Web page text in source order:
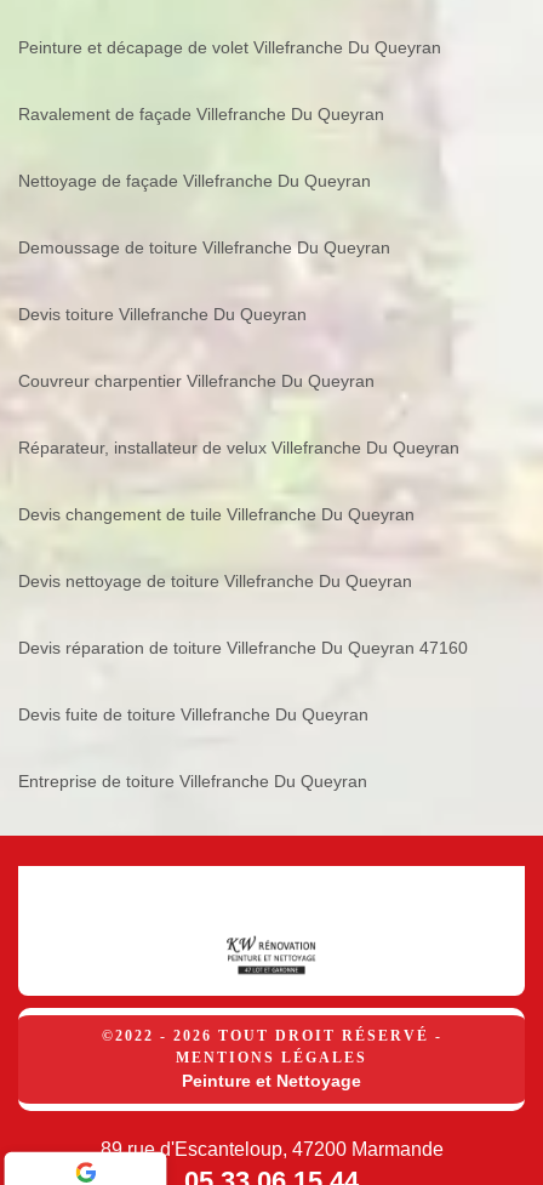
Peinture et décapage de volet Villefranche Du Queyran
Ravalement de façade Villefranche Du Queyran
Nettoyage de façade Villefranche Du Queyran
Demoussage de toiture Villefranche Du Queyran
Devis toiture Villefranche Du Queyran
Couvreur charpentier Villefranche Du Queyran
Réparateur, installateur de velux Villefranche Du Queyran
Devis changement de tuile Villefranche Du Queyran
Devis nettoyage de toiture Villefranche Du Queyran
Devis réparation de toiture Villefranche Du Queyran 47160
Devis fuite de toiture Villefranche Du Queyran
Entreprise de toiture Villefranche Du Queyran
©2022 - 2026 TOUT DROIT RÉSERVÉ -
MENTIONS LÉGALES
Peinture et Nettoyage
89 rue d'Escanteloup, 47200 Marmande